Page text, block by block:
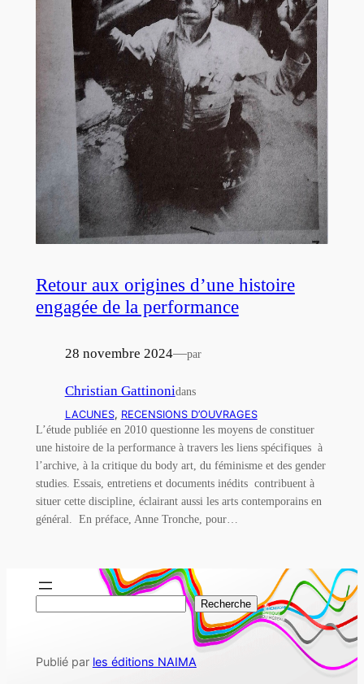
Retour aux origines d’une histoire
engagée de la performance
28 novembre 2024—par
Christian Gattinonidans
LACUNES, RECENSIONS D’OUVRAGES
L’étude publiée en 2010 questionne les moyens de constituer
une histoire de la performance à travers les liens spécifiques à
l’archive, à la critique du body art, du féminisme et des gender
studies. Essais, entretiens et documents inédits contribuent à
situer cette discipline, éclairant aussi les arts contemporains en
général. En préface, Anne Tronche, pour…
h
Recherche
Publié par les éditions NAIMA